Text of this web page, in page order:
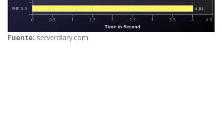
Fuente: serverdiary.com